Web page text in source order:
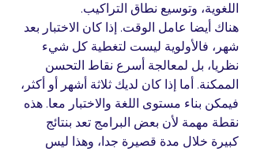
اللغوية، وتوسيع نطاق التراكيب.
هناك أيضا عامل الوقت. إذا كان الاختبار بعد
شهر، فالأولوية ليست لتغطية كل شيء
نظريا، بل لمعالجة أسرع نقاط التحسن
الممكنة. أما إذا كان لديك ثلاثة أشهر أو أكثر،
فيمكن بناء مستوى اللغة والاختبار معا. هذه
نقطة مهمة لأن بعض البرامج تعد بنتائج
كبيرة خلال مدة قصيرة جدا، وهذا ليس